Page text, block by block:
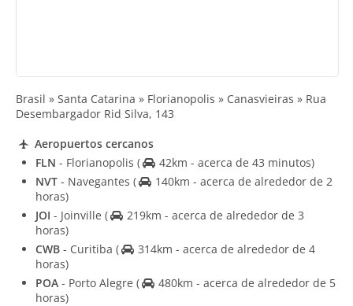
Brasil » Santa Catarina » Florianopolis » Canasvieiras » Rua
Desembargador Rid Silva, 143
Aeropuertos cercanos
FLN - Florianopolis (
42km - acerca de 43 minutos)
NVT - Navegantes (
140km - acerca de alrededor de 2
horas)
JOI - Joinville (
219km - acerca de alrededor de 3
horas)
CWB - Curitiba (
314km - acerca de alrededor de 4
horas)
POA - Porto Alegre (
480km - acerca de alrededor de 5
horas)